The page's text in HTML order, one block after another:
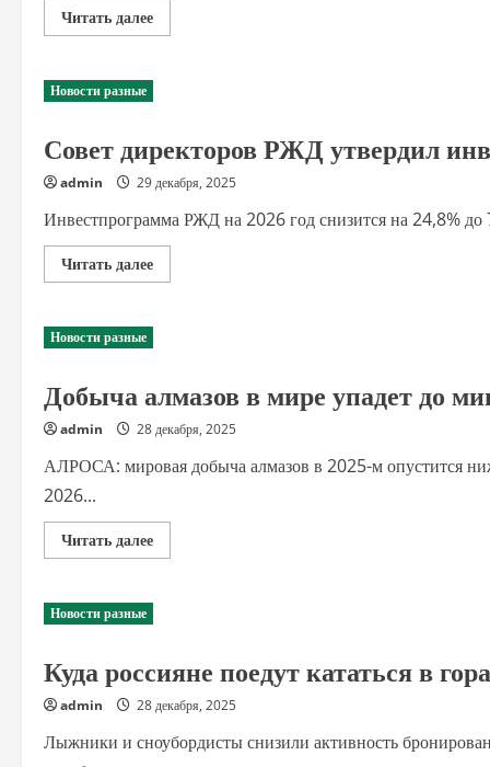
Читать далееПрочитать
больше
разрешила
купить
водки
Новости разные
Совет директоров РЖД утвердил
admin 29 декабря, 2025
Инвестпрограмма РЖД на 2026 год снизится на 24,8%
Читать далееПрочитать
больше
директоров
утвердил
2026
Новости разные
Добыча алмазов в мире упадет до
admin 28 декабря, 2025
АЛРОСА: мировая добыча алмазов в 2025-м опустится
2026...
Читать далееПрочитать
больше
алмазов
мире
минимума
1990-
Новости разные
Куда россияне поедут кататься в
admin 28 декабря, 2025
Лыжники и сноубордисты снизили активность